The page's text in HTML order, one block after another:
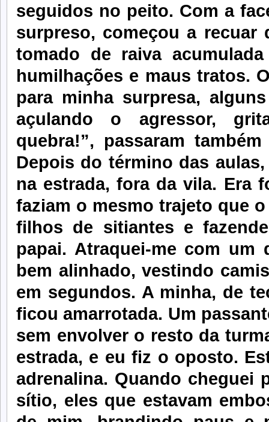
seguidos no peito. Com a
surpreso, começou a recuar
tomado de raiva
humilhações e maus tratos.
para minha surpresa,
açulando o agressor,
quebra!”, passaram
Depois do término das
na estrada, fora da vila. Era
faziam o mesmo trajeto que
filhos de sitiantes e
papai. Atraquei-me com um
bem alinhado, vestindo
em segundos. A minha, de
ficou amarrotada. Um
sem envolver o resto da
estrada, e eu fiz o oposto.
adrenalina. Quando cheguei
sítio, eles que estavam